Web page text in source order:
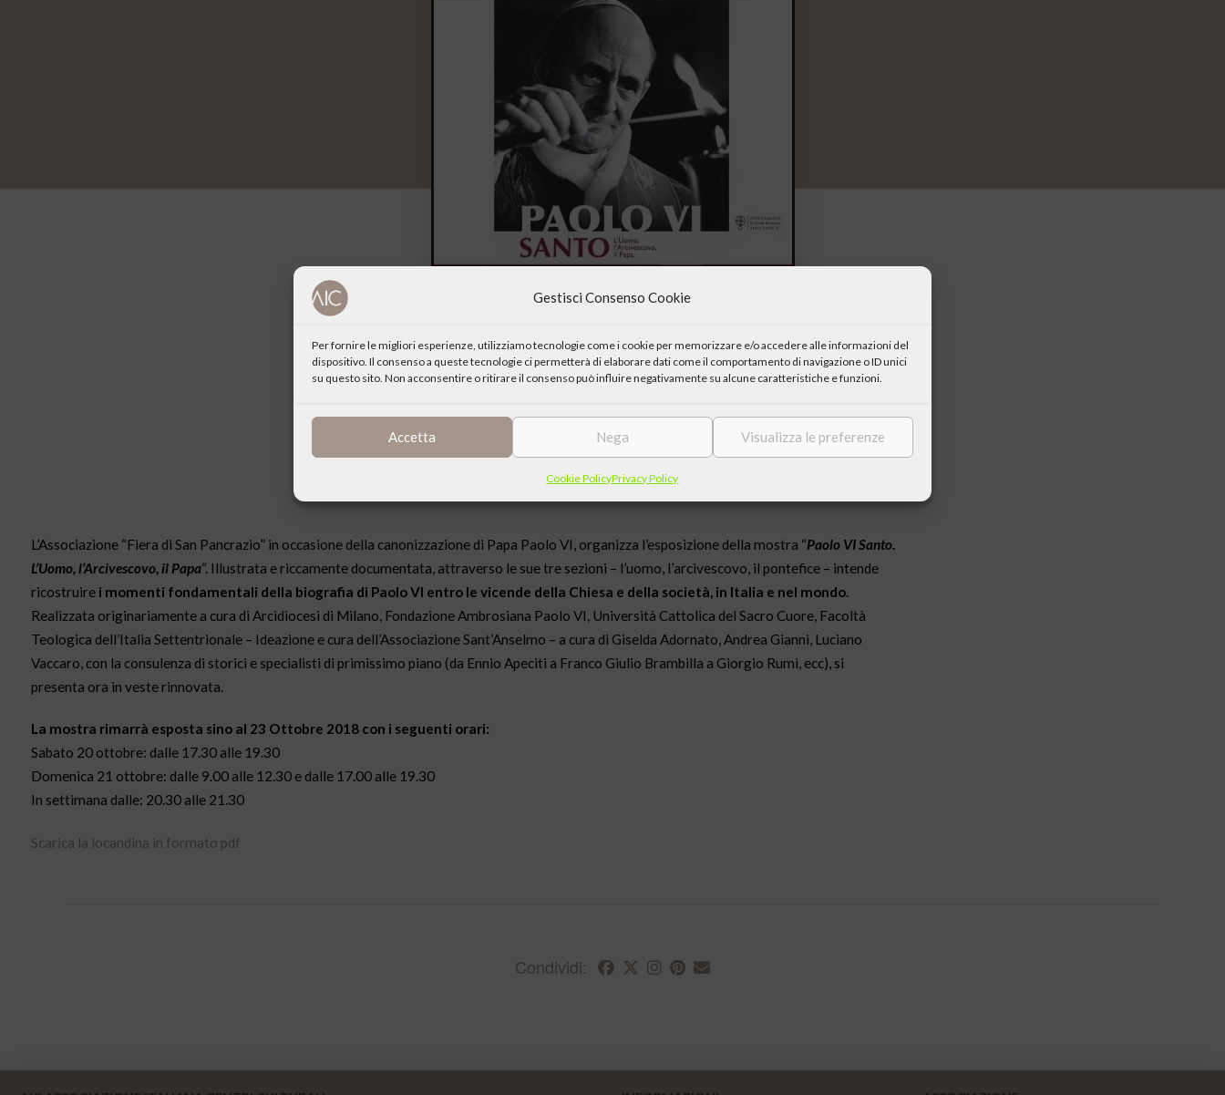
Gestisci Consenso Cookie
Per fornire le migliori esperienze, utilizziamo tecnologie come i cookie per memorizzare e/o accedere alle informazioni del
dispositivo. Il consenso a queste tecnologie ci permetterà di elaborare dati come il comportamento di navigazione o ID unici
su questo sito. Non acconsentire o ritirare il consenso può influire negativamente su alcune caratteristiche e funzioni.
Accetta Nega Visualizza le preferenze
Cookie PolicyPrivacy Policy
L’Associazione “Fiera di San Pancrazio” in occasione della canonizzazione di Papa Paolo VI, organizza l’esposizione della mostra “Paolo VI Santo.
L’Uomo, l’Arcivescovo, il Papa“. Illustrata e riccamente documentata, attraverso le sue tre sezioni – l’uomo, l’arcivescovo, il pontefice – intende
ricostruire i momenti fondamentali della biografia di Paolo VI entro le vicende della Chiesa e della società, in Italia e nel mondo.
Realizzata originariamente a cura di Arcidiocesi di Milano, Fondazione Ambrosiana Paolo VI, Università Cattolica del Sacro Cuore, Facoltà
Teologica dell’Italia Settentrionale – Ideazione e cura dell’Associazione Sant’Anselmo – a cura di Giselda Adornato, Andrea Gianni, Luciano
Vaccaro, con la consulenza di storici e specialisti di primissimo piano (da Ennio Apeciti a Franco Giulio Brambilla a Giorgio Rumi, ecc), si
presenta ora in veste rinnovata.
La mostra rimarrà esposta sino al 23 Ottobre 2018 con i seguenti orari:
Sabato 20 ottobre: dalle 17.30 alle 19.30
Domenica 21 ottobre: dalle 9.00 alle 12.30 e dalle 17.00 alle 19.30
In settimana dalle: 20.30 alle 21.30
Scarica la locandina in formato pdf
Condividi: